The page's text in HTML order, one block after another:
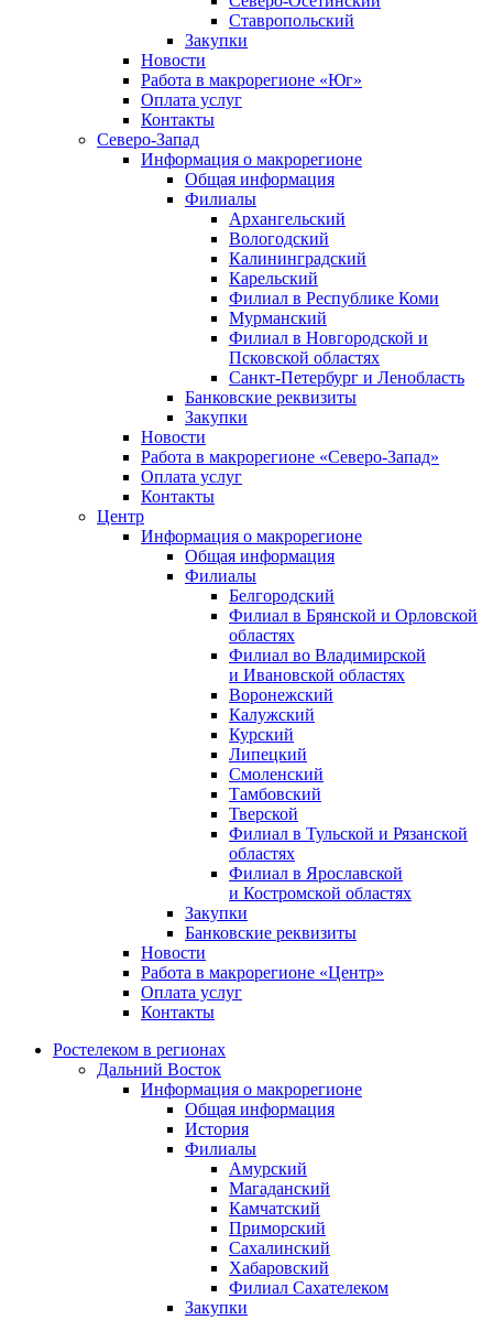
Ставропольский
Закупки
Новости
Работа в макрорегионе «Юг»
Оплата услуг
Контакты
Северо-Запад
Информация о макрорегионе
Общая информация
Филиалы
Архангельский
Вологодский
Калининградский
Карельский
Филиал в Республике Коми
Мурманский
Филиал в Новгородской и
Псковской областях
Санкт-Петербург и Ленобласть
Банковские реквизиты
Закупки
Новости
Работа в макрорегионе «Северо-Запад»
Оплата услуг
Контакты
Центр
Информация о макрорегионе
Общая информация
Филиалы
Белгородский
Филиал в Брянской и Орловской
областях
Филиал во Владимирской
и Ивановской областях
Воронежский
Калужский
Курский
Липецкий
Смоленский
Тамбовский
Тверской
Филиал в Тульской и Рязанской
областях
Филиал в Ярославской
и Костромской областях
Закупки
Банковские реквизиты
Новости
Работа в макрорегионе «Центр»
Оплата услуг
Контакты
Ростелеком в регионах
Дальний Восток
Информация о макрорегионе
Общая информация
История
Филиалы
Амурский
Магаданский
Камчатский
Приморский
Сахалинский
Хабаровский
Филиал Сахателеком
Закупки